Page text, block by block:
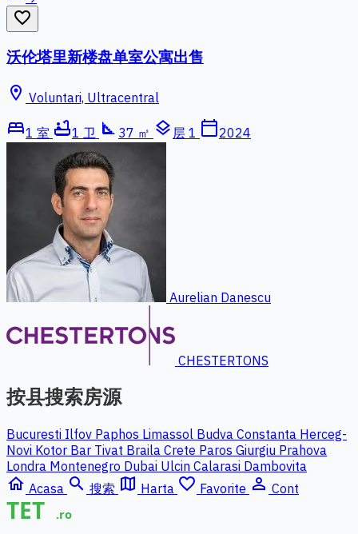
favorite_border
沃伦塔里新楼盘单室公寓出售
location_on Voluntari, Ultracentral
bed1 室 bathtub1 卫 square_foot 37 ㎡ layers 层 1 calendar_today2024
Aurelian Danescu
CHESTERTONS
按县搜索房源
Bucuresti Ilfov Paphos Limassol Budva Constanta Herceg-
Novi Kotor Bar Tivat Braila Crete Paros Giurgiu Prahova
Londra Montenegro Dubai Ulcin Calarasi Dambovita
home Acasa search 搜索 map Harta favorite_border Favorite person_outline Cont